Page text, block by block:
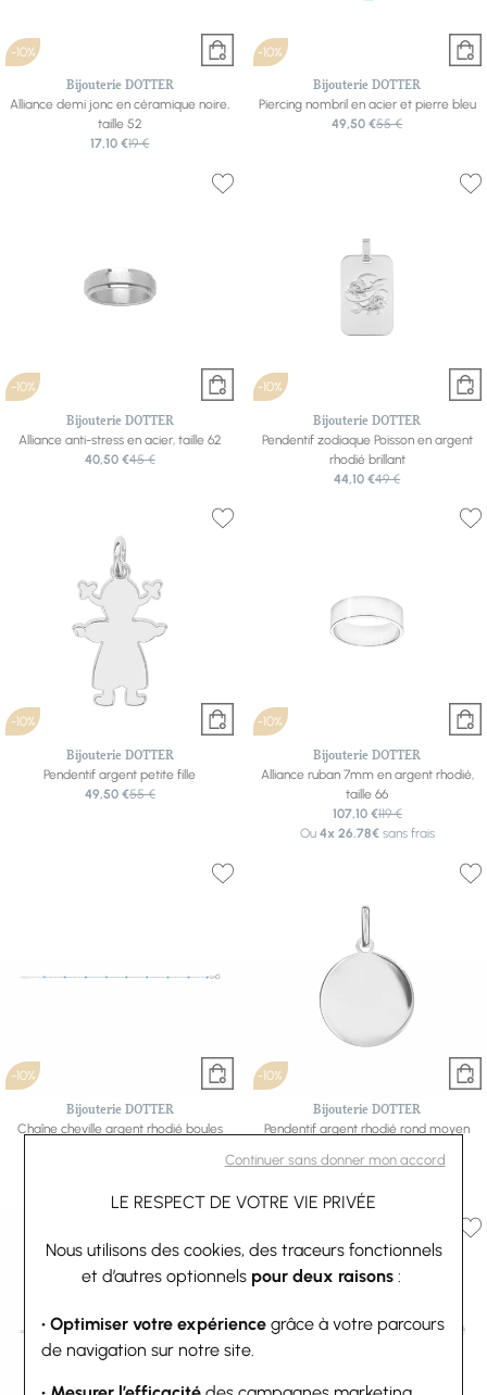
Continuer sans donner mon accord
LE RESPECT DE VOTRE VIE PRIVÉE
Nous utilisons des cookies, des traceurs fonctionnels
et d’autres optionnels pour deux raisons :
• Optimiser votre expérience grâce à votre parcours
de navigation sur notre site.
-10%
Bijouterie DOTTER
Alliance demi jonc en céramique noire,
taille 52
17,10 €19 €
-10%
Bijouterie DOTTER
Piercing nombril en acier et pierre bleu
49,50 €55 €
-10%
Bijouterie DOTTER
Alliance anti-stress en acier, taille 62
40,50 €45 €
-10%
Bijouterie DOTTER
Pendentif zodiaque Poisson en argent
rhodié brillant
44,10 €49 €
-10%
Bijouterie DOTTER
Pendentif argent petite fille
49,50 €55 €
-10%
Bijouterie DOTTER
Alliance ruban 7mm en argent rhodié,
taille 66
107,10 €119 €
Ou 4x 26.78€sans frais
-10%
Bijouterie DOTTER
Chaîne cheville argent rhodié boules
-10%
Bijouterie DOTTER
Pendentif argent rhodié rond moyen
80,10 €89 €